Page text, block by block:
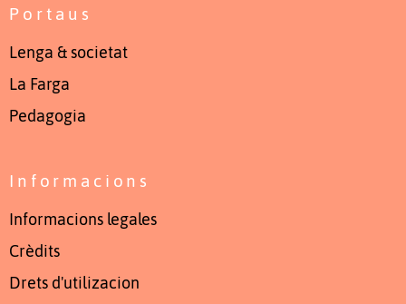
Portaus
Lenga & societat
La Farga
Pedagogia
Informacions
Informacions legales
Crèdits
Drets d'utilizacion